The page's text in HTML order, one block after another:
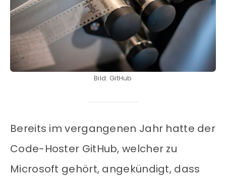
Bild: GitHub
Bereits im vergangenen Jahr hatte der
Code-Hoster GitHub, welcher zu
Microsoft gehört, angekündigt, dass